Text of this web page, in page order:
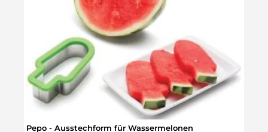
Pepo - Ausstechform für Wassermelonen